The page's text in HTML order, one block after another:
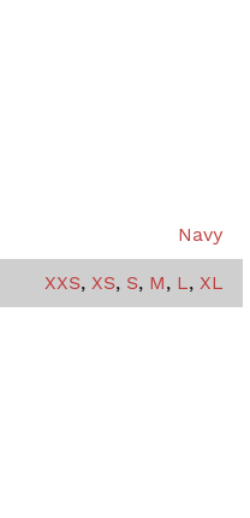
Navy
XXS, XS, S, M, L, XL